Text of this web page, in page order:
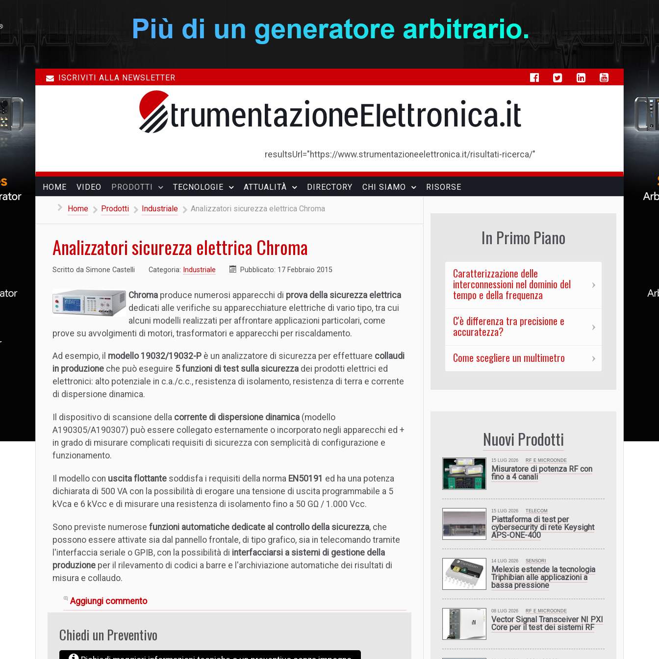
ISCRIVITI ALLA NEWSLETTER
resultsUrl="https://www.strumentazioneelettronica.it/risultati-ricerca/"
HOME VIDEO PRODOTTI TECNOLOGIE ATTUALITÀ DIRECTORY CHI SIAMO RISORSE
Home Prodotti Industriale Analizzatori sicurezza elettrica Chroma
Analizzatori sicurezza elettrica Chroma
Scritto da Simone Castelli Categoria: Industriale Pubblicato: 17 Febbraio 2015
Chroma produce numerosi apparecchi di prova della sicurezza elettrica
dedicati alle verifiche su apparecchiature elettriche di vario tipo, tra cui
alcuni modelli realizzati per affrontare applicazioni particolari, come
prove su avvolgimenti di motori, trasformatori e apparecchi per riscaldamento.
Ad esempio, il modello 19032/19032-P è un analizzatore di sicurezza per effettuare collaudi
in produzione che può eseguire 5 funzioni di test sulla sicurezza dei prodotti elettrici ed
elettronici: alto potenziale in c.a./c.c., resistenza di isolamento, resistenza di terra e corrente
di dispersione dinamica.
Il dispositivo di scansione della corrente di dispersione dinamica (modello
A190305/A190307) può essere collegato esternamente o incorporato negli apparecchi ed +
in grado di misurare complicati requisiti di sicurezza con semplicità di configurazione e
funzionamento.
Il modello con uscita flottante soddisfa i requisiti della norma EN50191 ed ha una potenza
dichiarata di 500 VA con la possibilità di erogare una tensione di uscita programmabile a 5
kVca e 6 kVcc e di misurare una resistenza di isolamento fino a 50 GΩ / 1.000 Vcc.
Sono previste numerose funzioni automatiche dedicate al controllo della sicurezza, che
possono essere attivate sia dal pannello frontale, di tipo grafico, sia in telecomando tramite
l'interfaccia seriale o GPIB, con la possibilità di interfacciarsi a sistemi di gestione della
produzione per il rilevamento di codici a barre e l'archiviazione automatiche dei risultati di
misura e collaudo.
Aggiungi commento
Chiedi un Preventivo
In Primo Piano
Caratterizzazione delle
interconnessioni nel dominio del
tempo e della frequenza
C'è differenza tra precisione e
accuratezza?
Come scegliere un multimetro
Nuovi Prodotti
15 LUG 2026 RF E MICROONDE
Misuratore di potenza RF con
fino a 4 canali
15 LUG 2026 TELECOM
Piattaforma di test per
cybersecurity di rete Keysight
APS-ONE-400
14 LUG 2026 SENSORI
Melexis estende la tecnologia
Triphibian alle applicazioni a
bassa pressione
08 LUG 2026 RF E MICROONDE
Vector Signal Transceiver NI PXI
Core per il test dei sistemi RF